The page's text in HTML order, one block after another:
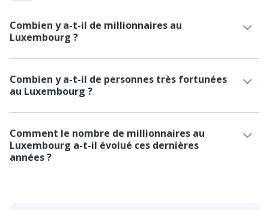
Combien y a-t-il de millionnaires au
Luxembourg ?
Combien y a-t-il de personnes très fortunées
au Luxembourg ?
Comment le nombre de millionnaires au
Luxembourg a-t-il évolué ces dernières
années ?